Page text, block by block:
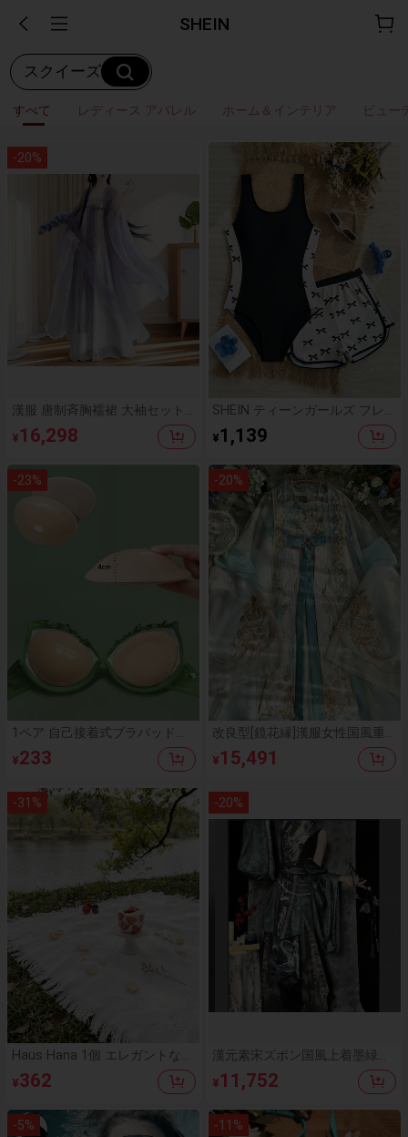
SHEIN
スクイーズ
すべて レディース アパレル ホーム＆インテリア ビュー
-20%
漢服 唐制斉胸襦裙 大袖セット
ピンク 華やか 中国風 伝統衣装
レディース コスプレ 撮影衣装
¥ 16,298
SHEIN ティーンガールズ フレ
ッシュ プレッピースタイル ベ
ーシック ブラック Uネック タ
ンクトップ ボディスーツ、Uネ
ックデザイン ハイウエスト ス
トレートレッグ ボトムスとマッ
チング ホワイト リボン柄トッ
プ、ブラックウエストバンドと
パイピング、2点セット、ファ
ッション カジュアル 夏休み ビ
ーチパーティー
¥1,139
-23%
1ペア 自己接着式ブラパッド、
ブラ、水着、ビキニに適してい
ます。大きめのバストにも対
応。厚みがあり目立ちにくい。
水着、ビキニ、プッシュアップ
ブラ、通常のブラカップにも適
¥233
-20%
改良型[鏡花縁]漢服女性国風重
工刺繍立裁キホーテスカート両
袖超仙気質セット
¥ 15,491
-31 %
Haus Hana 1個 エレガントな白
色 アウトドアキャンピングマッ
ト、ピクニックブランケット、
ボヘミアンキャンプラグ、ビー
チタオル、家具カバー、多目的
使用可能な両面ファブリックマ
¥362
-20%
漢元素宋ズボン国風上着墨緑外
シャツ漢服セットを改良する
¥ 11,752
-5% -11 %